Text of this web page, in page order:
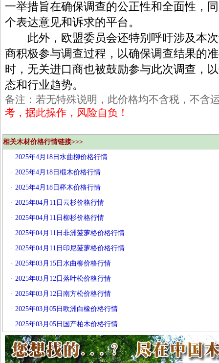
一举措旨在确保调查的公正性和全面性，
个表达意见和诉求的平台。
此外，欧盟委员会还特别呼吁涉及本次
商积极参与调查过程，以确保调查结果的
时，无关进口商也被鼓励参与此次调查，
态和行业趋势。
备注：若无特殊说明，此价格均不含税，不含
考，据此操作，风险自负！
相关木材价格行情链接>>>
· 2025年4月18日水曲柳价格行情
· 2025年4月18日椴木价格行情
· 2025年4月18日榉木价格行情
· 2025年04月11日云杉价格行情
· 2025年04月11日柳杉价格行情
· 2025年04月11日非洲菠萝格价格行情
· 2025年04月11日印尼菠萝格价格行情
· 2025年03月15日水曲柳价格行情
· 2025年03月12日落叶松价格行情
· 2025年03月12日南方松价格行情
· 2025年03月05日欧洲白橡价格行情
· 2025年03月05日国产柏木价格行情